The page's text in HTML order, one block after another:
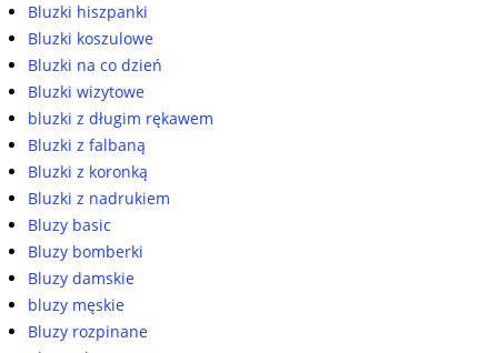
Bluzki hiszpanki
Bluzki koszulowe
Bluzki na co dzień
Bluzki wizytowe
bluzki z długim rękawem
Bluzki z falbaną
Bluzki z koronką
Bluzki z nadrukiem
Bluzy basic
Bluzy bomberki
Bluzy damskie
bluzy męskie
Bluzy rozpinane